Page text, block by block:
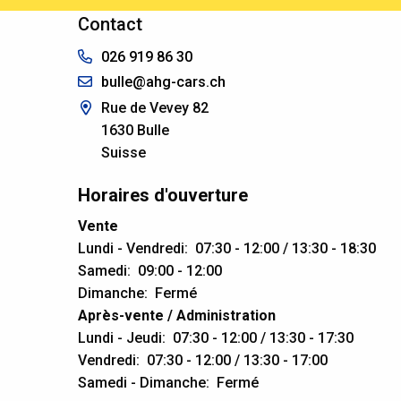
Contact
026 919 86 30
bulle@ahg-cars.ch
Rue de Vevey 82
1630 Bulle
Suisse
Horaires d'ouverture
Vente
Lundi - Vendredi: 07:30 - 12:00 / 13:30 - 18:30
Samedi: 09:00 - 12:00
Dimanche: Fermé
Après-vente / Administration
Lundi - Jeudi: 07:30 - 12:00 / 13:30 - 17:30
Vendredi: 07:30 - 12:00 / 13:30 - 17:00
Samedi - Dimanche: Fermé